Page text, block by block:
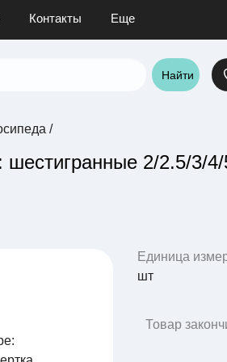
Контакты Еще
Найти
/
2/2.5/3/
Единица
шт
Товар